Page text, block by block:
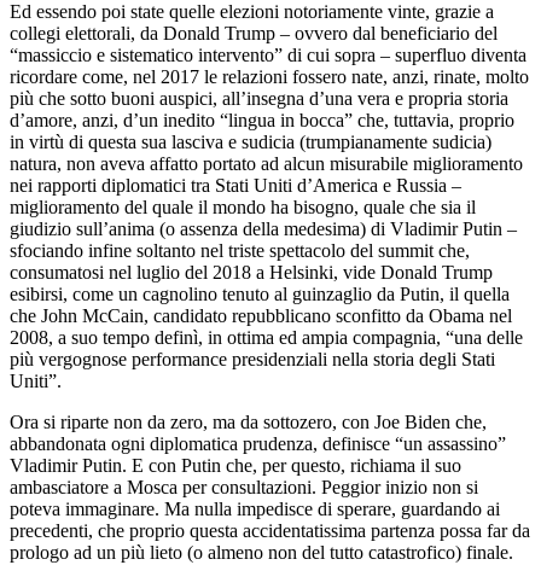
Ed essendo poi state quelle elezioni notoriamente vinte, grazie a
collegi elettorali, da Donald Trump – ovvero dal beneficiario del
“massiccio e sistematico intervento” di cui sopra – superfluo diventa
ricordare come, nel 2017 le relazioni fossero nate, anzi, rinate, molto
più che sotto buoni auspici, all’insegna d’una vera e propria storia
d’amore, anzi, d’un inedito “lingua in bocca” che, tuttavia, proprio
in virtù di questa sua lasciva e sudicia (trumpianamente sudicia)
natura, non aveva affatto portato ad alcun misurabile miglioramento
nei rapporti diplomatici tra Stati Uniti d’America e Russia –
miglioramento del quale il mondo ha bisogno, quale che sia il
giudizio sull’anima (o assenza della medesima) di Vladimir Putin –
sfociando infine soltanto nel triste spettacolo del summit che,
consumatosi nel luglio del 2018 a Helsinki, vide Donald Trump
esibirsi, come un cagnolino tenuto al guinzaglio da Putin, il quella
che John McCain, candidato repubblicano sconfitto da Obama nel
2008, a suo tempo definì, in ottima ed ampia compagnia, “una delle
più vergognose performance presidenziali nella storia degli Stati
Uniti”.
Ora si riparte non da zero, ma da sottozero, con Joe Biden che,
abbandonata ogni diplomatica prudenza, definisce “un assassino”
Vladimir Putin. E con Putin che, per questo, richiama il suo
ambasciatore a Mosca per consultazioni. Peggior inizio non si
poteva immaginare. Ma nulla impedisce di sperare, guardando ai
precedenti, che proprio questa accidentatissima partenza possa far da
prologo ad un più lieto (o almeno non del tutto catastrofico) finale.